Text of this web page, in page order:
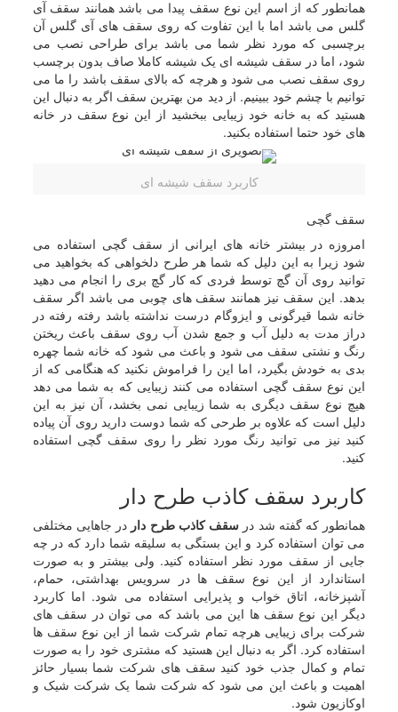
همانطور که از اسم این نوع سقف پیدا می باشد همانند سقف آی
گلس می باشد اما با این تفاوت که روی سقف های آی گلس آن
برچسبی که مورد نظر شما می باشد برای طراحی نصب می
شود، اما در سقف شیشه ای یک شیشه کاملا صاف بدون برچسب
روی سقف نصب می شود و هرچه که بالای سقف باشد را ما می
توانیم با چشم خود ببینیم. از دید من بهترین سقف اگر به دنبال این
هستید که به خانه خود زیبایی ببخشید از این نوع سقف در خانه
های خود حتما استفاده بکنید.
کاربرد سقف شیشه ای
سقف گچی
امروزه در بیشتر خانه های ایرانی از سقف گچی استفاده می
شود زیرا به این دلیل که شما هر طرح دلخواهی که بخواهید می
توانید روی آن گچ توسط فردی که کار گچ بری را انجام می دهید
بدهد. این سقف نیز همانند سقف های چوبی می باشد اگر سقف
خانه شما قیرگونی و ایزوگام درست نداشته باشد رفته رفته در
دراز مدت به دلیل آب و جمع شدن آب روی سقف باعث ریختن
رنگ و نشتی سقف می شود و باعث می شود که خانه شما چهره
بدی به خودش بگیرد، اما این را فراموش نکنید که هنگامی که از
این نوع سقف گچی استفاده می کنند زیبایی که به شما می دهد
هیچ نوع سقف دیگری به شما زیبایی نمی بخشد، آن نیز به این
دلیل است که علاوه بر طرحی که شما دوست دارید روی آن پیاده
کنید نیز می توانید رنگ مورد نظر را روی سقف گچی استفاده
کنید.
کاربرد سقف کاذب طرح دار
همانطور که گفته شد در سقف کاذب طرح دار در جاهایی مختلفی
می توان استفاده کرد و این بستگی به سلیقه شما دارد که در چه
جایی از سقف مورد نظر استفاده کنید. ولی بیشتر و به صورت
استاندارد از این نوع سقف ها در سرویس بهداشتی، حمام،
آشپزخانه، اتاق خواب و پذیرایی استفاده می شود. اما کاربرد
دیگر این نوع سقف ها این می باشد که می توان در سقف های
شرکت برای زیبایی هرچه تمام شرکت شما از این نوع سقف ها
استفاده کرد. اگر به دنبال این هستید که مشتری خود را به صورت
تمام و کمال جذب خود کنید سقف های شرکت شما بسیار حائز
اهمیت و باعث این می شود که شرکت شما یک شرکت شیک و
اوکازیون شود.